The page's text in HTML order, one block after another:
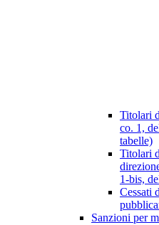
Titolari
co. 1,
tabelle)
Titolari
1-bis,
Cessati
Sanzioni per